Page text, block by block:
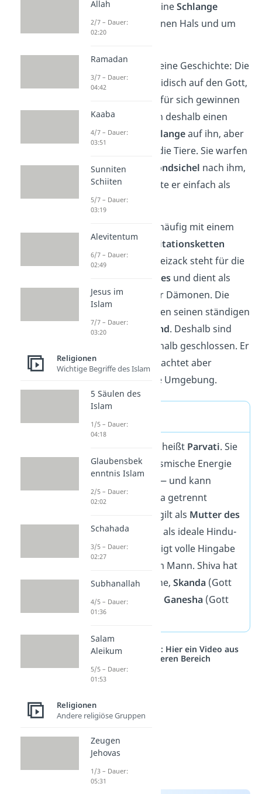
ihm ein . EineSchlange
wickelt sich um seinen Hals und um
Dazu gibt es auch eine Geschichte: Die
Asketen waren neidisch auf den Gott,
weil er alle Frauen für sich gewinnen
konnte. Sie hetzten deshalb einen
Tigerund eine Schlangeauf ihn, aber
der Gott besiegte die Tiere. Sie warfen
außerdem eine
Mondsichel nach ihm,
aber die verwendete er einfach als
Haarschmuck
Shiva wird zudem häufig mit einem
Dreizackund
Meditationsketten
dargestellt. Der Dreizack steht für die
Dreieinigkeit Gottesund dient als
Abwehr gegenüber Dämonen. Die
Ketten symbolisieren seinen ständigen
Meditationszustand. Deshalb sind
seine Augen auch halb geschlossen. Er
ist in sich gekehrt, achtet aber
trotzdem auf seine Umgebung.
Shivas Gemahlin heißt Parvati. Sie
repräsentiert kosmische Energie
— dieUr-Natur
— und kann
niemals von Shiva getrennt
werden. Parvati gilt als Mutter des
Universums
und als ideale Hindu-
Frau, denn sie zeigt volle Hingabe
gegenüber ihrem Mann. Shiva hat
mit ihr zwei Söhne, Skanda(Gott
des Krieges) und Ganesha(Gott
der Weisheit).
Studyflix vernetzt: Hier ein Video aus
einem anderen Bereich
Allah
2/7 – Dauer:
02:20
Ramadan
3/7 – Dauer:
04:42
Kaaba
4/7 – Dauer:
03:51
Sunniten
Schiiten
5/7 – Dauer:
03:19
Alevitentum
6/7 – Dauer:
02:49
Jesus im
Islam
7/7 – Dauer:
03:20
Religionen
Wichtige Begriffe des Islam
5 Säulen des
Islam
1/5 – Dauer:
04:18
Glaubensbek
enntnis Islam
2/5 – Dauer:
02:02
Schahada
3/5 – Dauer:
02:27
Subhanallah
4/5 – Dauer:
01:36
Salam
Aleikum
5/5 – Dauer:
01:53
Religionen
Andere religiöse Gruppen
Zeugen
Jehovas
1/3 – Dauer:
05:31